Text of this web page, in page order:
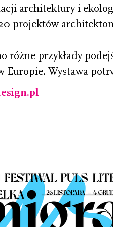
architektury i
projektów
różne przykłady
Europie. Wystawa
esign.pl